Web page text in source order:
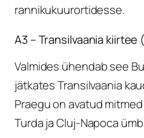
rannikukuurortidesse.
A3 – Transilvaania
Valmides ühendab see
jätkates Transilvaania
Praegu on avatud
Turda ja Cluj-Napoca